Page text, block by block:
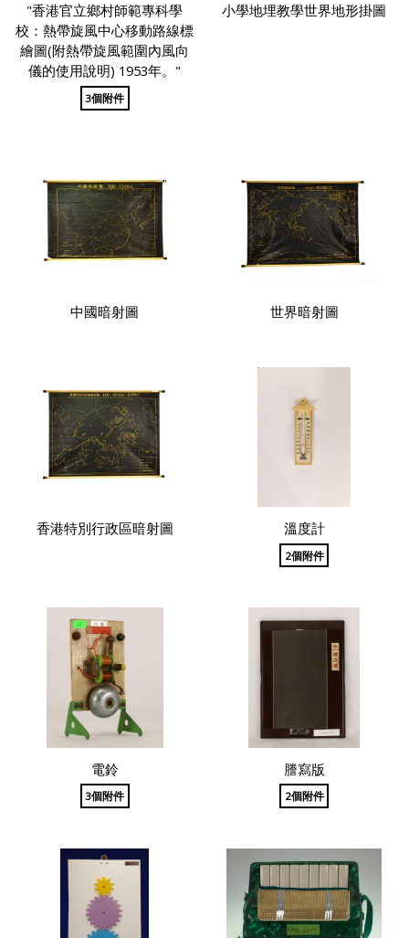
"香港官立鄉村師範專科學
校：熱帶旋風中心移動路線標
繪圖(附熱帶旋風範圍內風向
儀的使用說明) 1953年。"
3個附件
小學地埋教學世界地形掛圖
中國暗射圖 世界暗射圖
香港特別行政區暗射圖 溫度計
2個附件
電鈴
3個附件
謄寫版
2個附件